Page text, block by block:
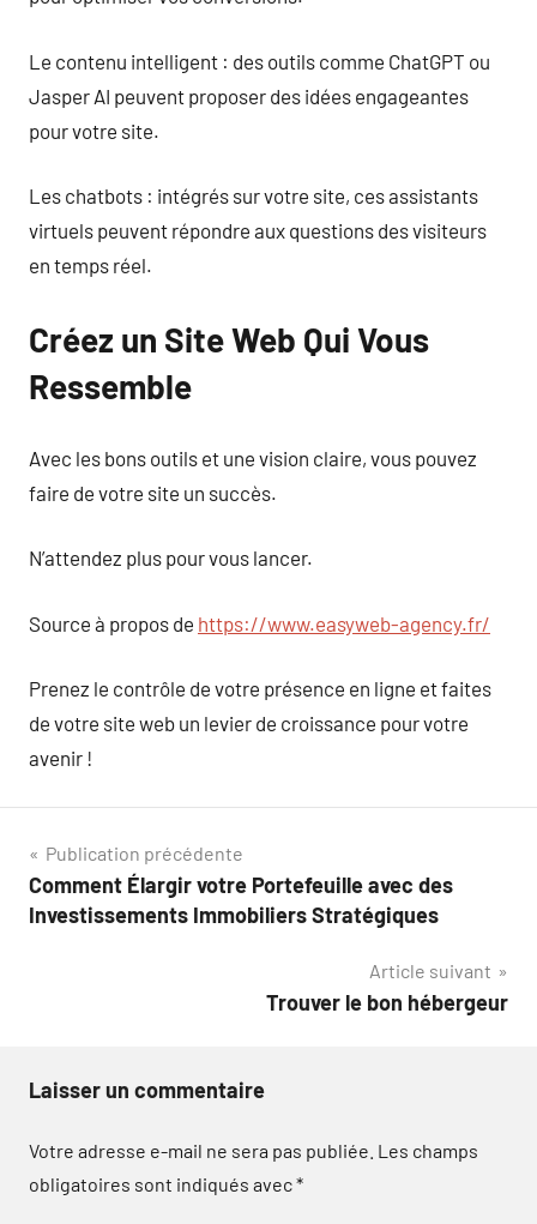
Le contenu intelligent : des outils comme ChatGPT ou
Jasper AI peuvent proposer des idées engageantes
pour votre site.
Les chatbots : intégrés sur votre site, ces assistants
virtuels peuvent répondre aux questions des visiteurs
en temps réel.
Créez un Site Web Qui Vous
Ressemble
Avec les bons outils et une vision claire, vous pouvez
faire de votre site un succès.
N’attendez plus pour vous lancer.
Source à propos de https://www.easyweb-agency.fr/
Prenez le contrôle de votre présence en ligne et faites
de votre site web un levier de croissance pour votre
avenir !
Navigation
de
Publication précédente
Comment Élargir votre Portefeuille avec des
Investissements Immobiliers Stratégiques
Article suivant
Trouver le bon hébergeur
Laisser un commentaire
Votre adresse e-mail ne sera pas publiée. Les champs
obligatoires sont indiqués avec*